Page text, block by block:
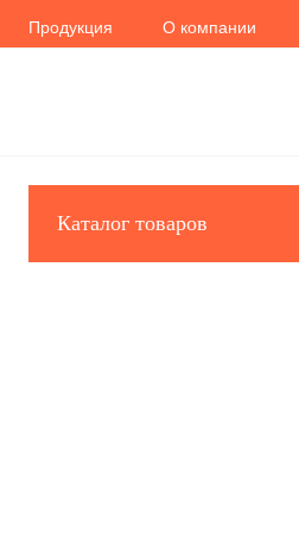
Продукция О компании
Каталог товаров